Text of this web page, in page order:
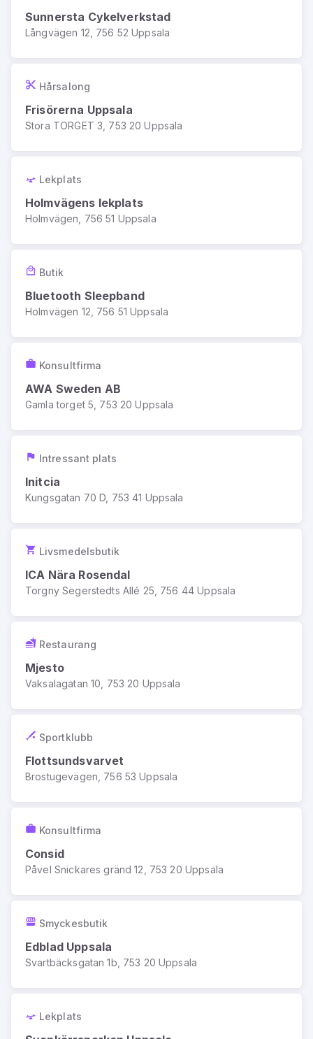
Sunnersta Cykelverkstad
Långvägen 12, 756 52 Uppsala
Hårsalong
Frisörerna Uppsala
Stora TORGET 3, 753 20 Uppsala
Lekplats
Holmvägens lekplats
Holmvägen, 756 51 Uppsala
Butik
Bluetooth Sleepband
Holmvägen 12, 756 51 Uppsala
Konsultfirma
AWA Sweden AB
Gamla torget 5, 753 20 Uppsala
Intressant plats
Initcia
Kungsgatan 70 D, 753 41 Uppsala
Livsmedelsbutik
ICA Nära Rosendal
Torgny Segerstedts Allé 25, 756 44 Uppsala
Restaurang
Mjesto
Vaksalagatan 10, 753 20 Uppsala
Sportklubb
Flottsundsvarvet
Brostugevägen, 756 53 Uppsala
Konsultfirma
Consid
Påvel Snickares gränd 12, 753 20 Uppsala
Smyckesbutik
Edblad Uppsala
Svartbäcksgatan 1b, 753 20 Uppsala
Lekplats